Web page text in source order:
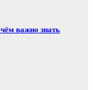
важно знать